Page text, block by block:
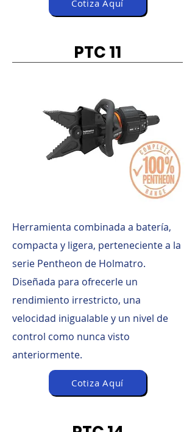
Cotiza Aquí
PTC 11
Herramienta combinada a batería,
compacta y ligera, perteneciente a la
serie Pentheon de Holmatro.
Diseñada para ofrecerle un
rendimiento irrestricto, una
velocidad inigualable y un nivel de
control como nunca visto
anteriormente.
Cotiza Aquí